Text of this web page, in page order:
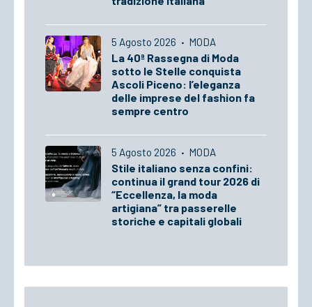
5 Agosto 2026 · MODA
La 40ª Rassegna di Moda
sotto le Stelle conquista
Ascoli Piceno: l’eleganza
delle imprese del fashion fa
sempre centro
5 Agosto 2026 · MODA
Stile italiano senza confini:
continua il grand tour 2026 di
“Eccellenza, la moda
artigiana” tra passerelle
storiche e capitali globali